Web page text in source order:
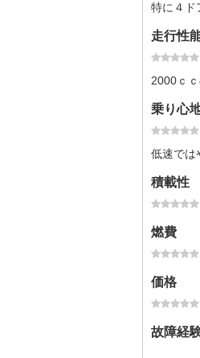
特に４ド
走行性
2000ｃ
乗り心
低速では
積載性
燃費
価格
故障経